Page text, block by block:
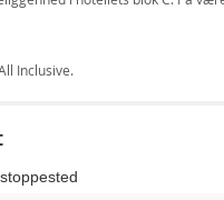
Inclusive.